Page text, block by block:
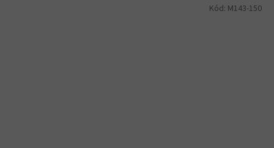
Kód: M143-150